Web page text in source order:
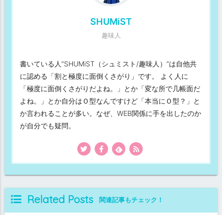
SHUMiST
趣味人
書いている人”SHUMiST（シュミスト/趣味人）”は自他共
に認める「割と極度に面倒くさがり」です。 よく人に
「極度に面倒くさがりだよね。」とか「変な所で几帳面だ
よね。」とか自分はＯ型なんですけど「本当にＯ型？」と
か言われることが多い。なぜ、WEB関係に手を出したのか
が自分でも疑問。
Related Posts 関連記事もチェック！